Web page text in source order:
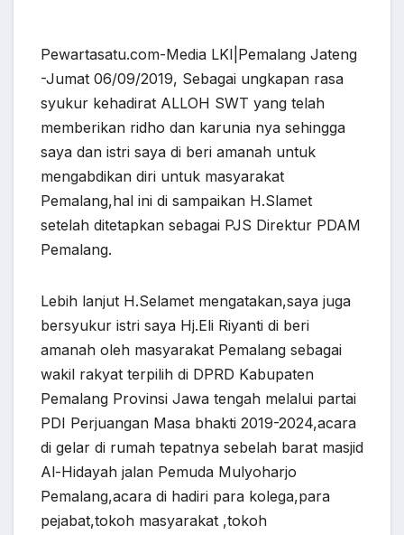
Pewartasatu.com-Media LKI|Pemalang Jateng
-Jumat 06/09/2019, Sebagai ungkapan rasa
syukur kehadirat ALLOH SWT yang telah
memberikan ridho dan karunia nya sehingga
saya dan istri saya di beri amanah untuk
mengabdikan diri untuk masyarakat
Pemalang,hal ini di sampaikan H.Slamet
setelah ditetapkan sebagai PJS Direktur PDAM
Pemalang.
Lebih lanjut H.Selamet mengatakan,saya juga
bersyukur istri saya Hj.Eli Riyanti di beri
amanah oleh masyarakat Pemalang sebagai
wakil rakyat terpilih di DPRD Kabupaten
Pemalang Provinsi Jawa tengah melalui partai
PDI Perjuangan Masa bhakti 2019-2024,acara
di gelar di rumah tepatnya sebelah barat masjid
Al-Hidayah jalan Pemuda Mulyoharjo
Pemalang,acara di hadiri para kolega,para
pejabat,tokoh masyarakat ,tokoh